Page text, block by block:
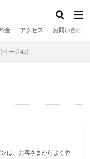
金 アクセス お問い合わせ
ページ45)
は、お客さまからよく香